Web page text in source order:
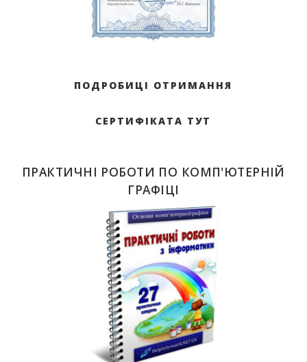
ПОДРОБИЦІ ОТРИМАННЯ
СЕРТИФІКАТА ТУТ
ПРАКТИЧНІ РОБОТИ ПО КОМП'ЮТЕРНІЙ
ГРАФІЦІ